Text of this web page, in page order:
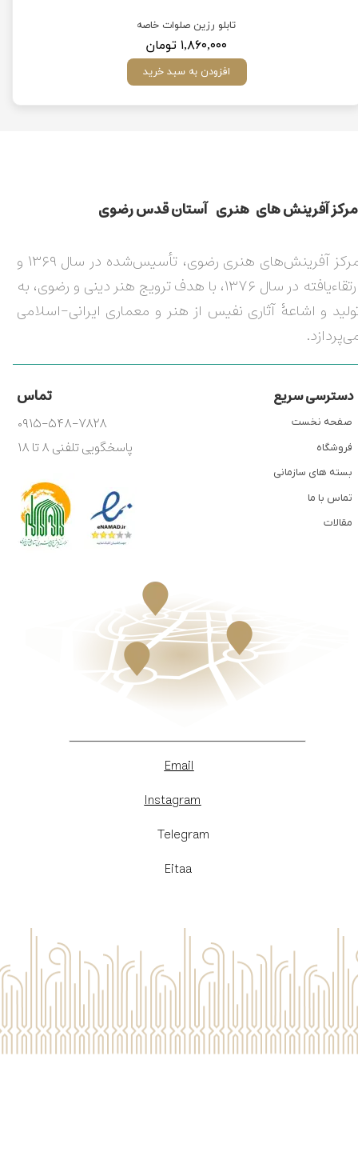
تابلو رزین صلوات خاصه
۱,۸۶۰,۰۰۰ تومان
افزودن به سبد خرید
مركز آفرينش های هنری آستان قدس رضوی​​​​​​​​​​​​​​
مرکز آفرینش‌های هنری رضوی، تأسیس‌شده در سال ۱۳۶۹ و
ارتقاءیافته در سال ۱۳۷۶، با هدف ترویج هنر دینی و رضوی، به
و اشاعۀ آثاری نفیس از هنر و معماری ایرانی-اسلامی
دسترسی سریع تماس
۰۹۱۵-۵۴۸-۷۸۲۸
پاسخگویی تلفنی ۸ تا ۱۸
صفحه نخست
فروشگاه
بسته های سازمانی
تماس با ما
مقالات
Email
Instagram
​Telegram
Eitaa